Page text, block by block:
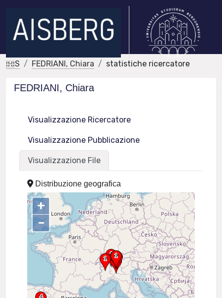
IRIS FEDRIANI, Chiara statistiche ricercatore
FEDRIANI, Chiara
Visualizzazione Ricercatore
Visualizzazione Pubblicazione
Visualizzazione File
Distribuzione geografica
+
–